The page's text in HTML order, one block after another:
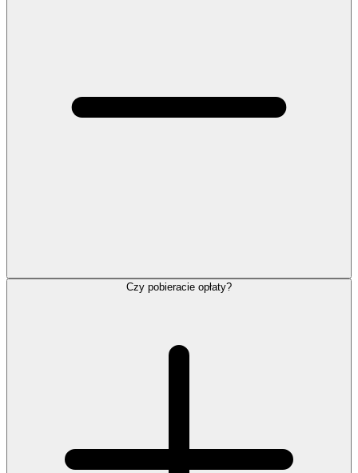
Czy pobieracie opłaty?